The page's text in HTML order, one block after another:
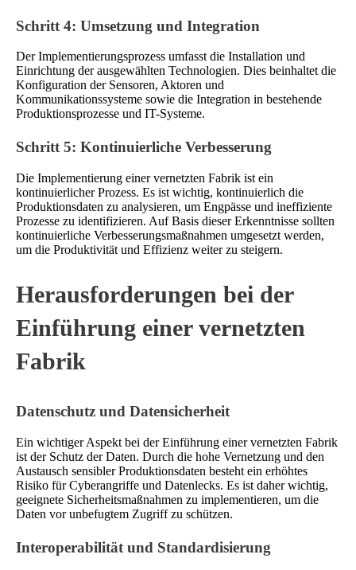
Schritt 4: Umsetzung und Integration
Der Implementierungsprozess umfasst die Installation und
Einrichtung der ausgewählten Technologien. Dies beinhaltet die
Konfiguration der Sensoren, Aktoren und
Kommunikationssysteme sowie die Integration in bestehende
Produktionsprozesse und IT-Systeme.
Schritt 5: Kontinuierliche Verbesserung
Die Implementierung einer vernetzten Fabrik ist ein
kontinuierlicher Prozess. Es ist wichtig, kontinuierlich die
Produktionsdaten zu analysieren, um Engpässe und ineffiziente
Prozesse zu identifizieren. Auf Basis dieser Erkenntnisse sollten
kontinuierliche Verbesserungsmaßnahmen umgesetzt werden,
um die Produktivität und Effizienz weiter zu steigern.
Herausforderungen bei der
Einführung einer vernetzten
Fabrik
Datenschutz und Datensicherheit
Ein wichtiger Aspekt bei der Einführung einer vernetzten Fabrik
ist der Schutz der Daten. Durch die hohe Vernetzung und den
Austausch sensibler Produktionsdaten besteht ein erhöhtes
Risiko für Cyberangriffe und Datenlecks. Es ist daher wichtig,
geeignete Sicherheitsmaßnahmen zu implementieren, um die
Daten vor unbefugtem Zugriff zu schützen.
Interoperabilität und Standardisierung